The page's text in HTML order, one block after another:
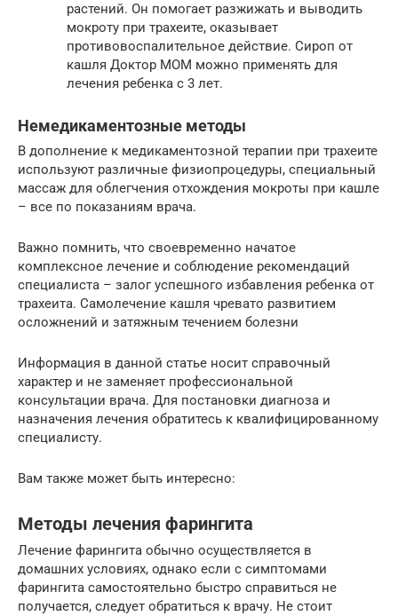
растений. Он помогает разжижать и выводить
мокроту при трахеите, оказывает
противовоспалительное действие. Сироп от
кашля Доктор МОМ можно применять для
лечения ребенка с 3 лет.
Немедикаментозные методы
В дополнение к медикаментозной терапии при трахеите
используют различные физиопроцедуры, специальный
массаж для облегчения отхождения мокроты при кашле
– все по показаниям врача.
Важно помнить, что своевременно начатое
комплексное лечение и соблюдение рекомендаций
специалиста – залог успешного избавления ребенка от
трахеита. Самолечение кашля чревато развитием
осложнений и затяжным течением болезни
Информация в данной статье носит справочный
характер и не заменяет профессиональной
консультации врача. Для постановки диагноза и
назначения лечения обратитесь к квалифицированному
специалисту.
Вам также может быть интересно:
Методы лечения фарингита
Лечение фарингита обычно осуществляется в
домашних условиях, однако если с симптомами
фарингита самостоятельно быстро справиться не
получается, следует обратиться к врачу. Не стоит